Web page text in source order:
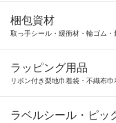
梱包資材
取っ手シール・緩衝材・輪ゴム・
ラッピング用品
リボン付き梨地巾着袋・不織布
ラベルシール・ピッ